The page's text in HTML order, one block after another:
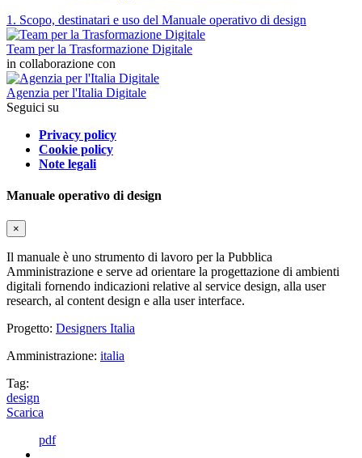
1. Scopo, destinatari e uso del Manuale operativo di design
Team per la Trasformazione Digitale
in collaborazione con
Agenzia per l'Italia Digitale
Seguici su
Privacy policy
Cookie policy
Note legali
Manuale operativo di design
×
Il manuale è uno strumento di lavoro per la Pubblica
Amministrazione e serve ad orientare la progettazione di ambienti
digitali fornendo indicazioni relative al service design, alla user
research, al content design e alla user interface.
Progetto: Designers Italia
Amministrazione: italia
Tag:
design
Scarica
pdf